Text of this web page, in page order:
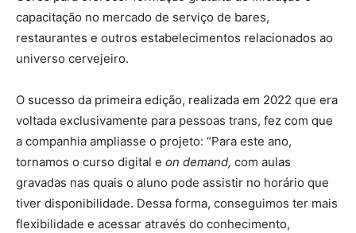
capacitação no mercado de serviço de bares,
restaurantes e outros estabelecimentos relacionados ao
universo cervejeiro.
O sucesso da primeira edição, realizada em 2022 que era
voltada exclusivamente para pessoas trans, fez com que
a companhia ampliasse o projeto: “Para este ano,
tornamos o curso digital e on demand, com aulas
gravadas nas quais o aluno pode assistir no horário que
tiver disponibilidade. Dessa forma, conseguimos ter mais
flexibilidade e acessar através do conhecimento,